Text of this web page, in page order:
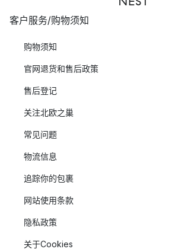
客户服务/购物须知
购物须知
官网退货和售后政策
售后登记
关注北欧之巢
常见问题
物流信息
追踪你的包裹
网站使用条款
隐私政策
关于Cookies